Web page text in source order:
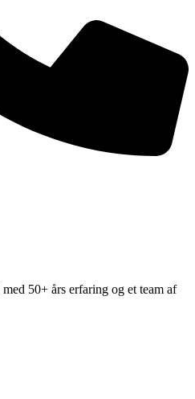
50+ års erfaring og et team af